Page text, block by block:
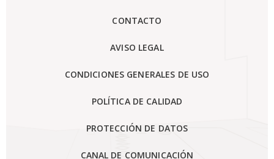
CONTACTO
AVISO LEGAL
CONDICIONES GENERALES DE USO
POLÍTICA DE CALIDAD
PROTECCIÓN DE DATOS
CANAL DE COMUNICACIÓN